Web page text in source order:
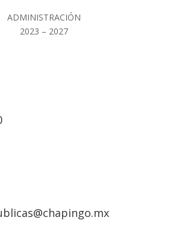
ADMINISTRACIÓN
2023 – 2027